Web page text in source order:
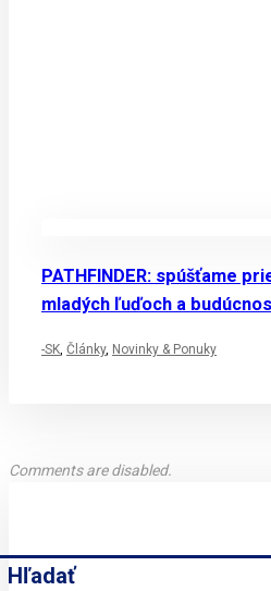
PATHFINDER: spúšťame
mladých ľuďoch a
-SK, Články, Novinky & Ponuky
Comments are disabled.
Hľadať